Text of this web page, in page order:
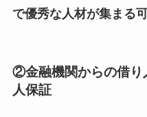
で優秀な人材が集まる
②金融機関からの借り
人保証